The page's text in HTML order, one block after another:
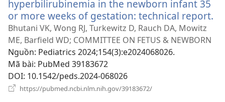
hyperbilirubinemia in the newborn infant 35
or more weeks of gestation: technical report.
Bhutani VK, Wong RJ, Turkewitz D, Rauch DA, Mowitz
ME, Barfield WD; COMMITTEE ON FETUS & NEWBORN
Nguồn‎: Pediatrics 2024;154(3):e2024068026.
Mã bài‎: PubMed 39183672
DOI‎: 10.1542/peds.2024-068026
https://pubmed.ncbi.nlm.nih.gov/39183672/